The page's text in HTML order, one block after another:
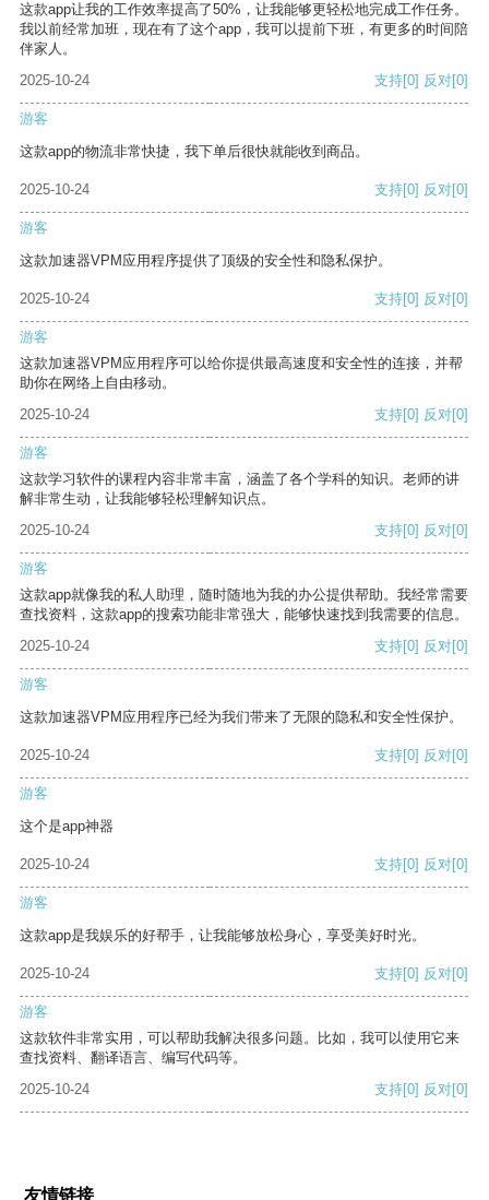
这款app让我的工作效率提高了50%，让我能够更轻松地完成工作任务。
我以前经常加班，现在有了这个app，我可以提前下班，有更多的时间陪
伴家人。
2025-10-24
支持[0] 反对[0]
游客
这款app的物流非常快捷，我下单后很快就能收到商品。
2025-10-24 支持[0] 反对[0]
游客
这款加速器VPM应用程序提供了顶级的安全性和隐私保护。
2025-10-24 支持[0] 反对[0]
游客
这款加速器VPM应用程序可以给你提供最高速度和安全性的连接，并帮
助你在网络上自由移动。
2025-10-24
支持[0] 反对[0]
游客
这款学习软件的课程内容非常丰富，涵盖了各个学科的知识。老师的讲
解非常生动，让我能够轻松理解知识点。
2025-10-24
支持[0] 反对[0]
游客
这款app就像我的私人助理，随时随地为我的办公提供帮助。我经常需要
查找资料，这款app的搜索功能非常强大，能够快速找到我需要的信息。
2025-10-24
支持[0] 反对[0]
游客
这款加速器VPM应用程序已经为我们带来了无限的隐私和安全性保护。
2025-10-24 支持[0] 反对[0]
游客
这个是app神器
2025-10-24 支持[0] 反对[0]
游客
这款app是我娱乐的好帮手，让我能够放松身心，享受美好时光。
2025-10-24 支持[0] 反对[0]
游客
这款软件非常实用，可以帮助我解决很多问题。比如，我可以使用它来
查找资料、翻译语言、编写代码等。
2025-10-24
支持[0] 反对[0]
友情链接